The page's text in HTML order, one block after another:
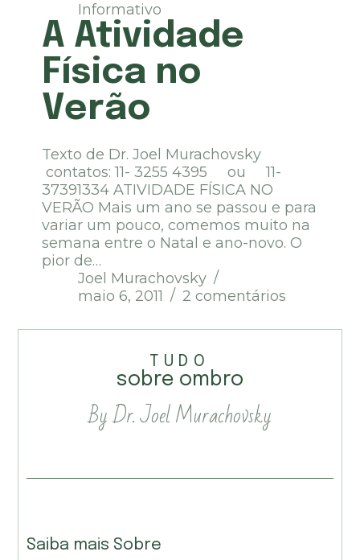
Informativo
A Atividade
Física no
Verão
Texto de Dr. Joel Murachovsky
contatos: 11- 3255 4395 ou 11-
37391334 ATIVIDADE FÍSICA NO
VERÃO Mais um ano se passou e para
variar um pouco, comemos muito na
semana entre o Natal e ano-novo. O
pior de…
Joel Murachovsky
maio 6, 2011
2 comentários
TUDO
sobre ombro
By Dr. Joel Murachovsky
Saiba mais Sobre